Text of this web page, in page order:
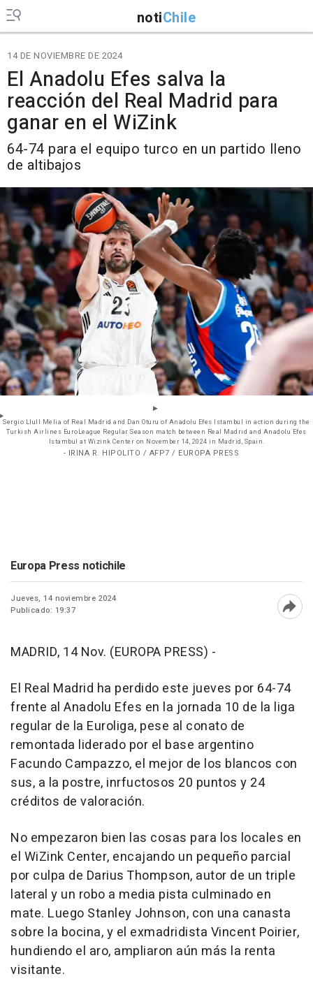
notiChile
14 DE NOVIEMBRE DE 2024
El Anadolu Efes salva la
reacción del Real Madrid para
ganar en el WiZink
64-74 para el equipo turco en un partido lleno
de altibajos
Sergio Llull Melia of Real Madrid and Dan Oturu of Anadolu Efes Istambul in action during the
Turkish Airlines EuroLeague Regular Season match between Real Madrid and Anadolu Efes
Istambul at Wizink Center on November 14, 2024 in Madrid, Spain.
- IRINA R. HIPOLITO / AFP7 / EUROPA PRESS
Europa Press notichile
Jueves, 14 noviembre 2024
Publicado: 19:37
MADRID, 14 Nov. (EUROPA PRESS) -
El Real Madrid ha perdido este jueves por 64-74
frente al Anadolu Efes en la jornada 10 de la liga
regular de la Euroliga, pese al conato de
remontada liderado por el base argentino
Facundo Campazzo, el mejor de los blancos con
sus, a la postre, inrfuctosos 20 puntos y 24
créditos de valoración.
No empezaron bien las cosas para los locales en
el WiZink Center, encajando un pequeño parcial
por culpa de Darius Thompson, autor de un triple
lateral y un robo a media pista culminado en
mate. Luego Stanley Johnson, con una canasta
sobre la bocina, y el exmadridista Vincent Poirier,
hundiendo el aro, ampliaron aún más la renta
visitante.